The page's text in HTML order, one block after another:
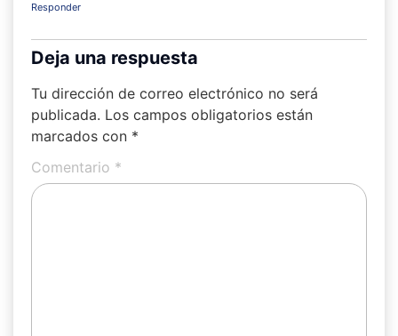
Responder
Deja una respuesta
Tu dirección de correo electrónico no será
publicada. Los campos obligatorios están
marcados con *
Comentario *